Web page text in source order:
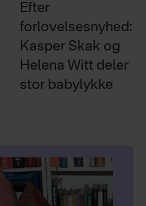
Efter
forlovelsesnyhed:
Kasper Skak og
Helena Witt deler
stor babylykke